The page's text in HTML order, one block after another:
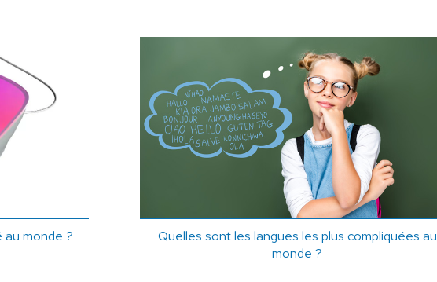
monde ?
Quelles sont les langues les plus compliquées au
monde ?